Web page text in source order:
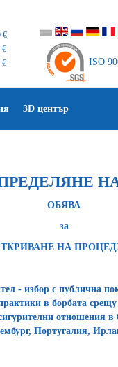
€
€
€
ISO
3D център
ОБЯВА
за
НА
- избор с публична
в борбата
отношения
Португалия,